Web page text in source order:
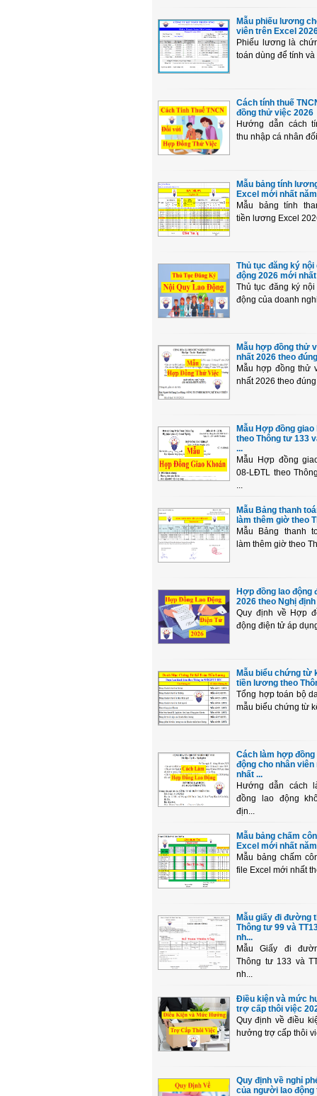
Mẫu phiếu lương
viên trên Excel
Phiếu lương là
toán dùng để tính và
Cách tính thuế
đồng thử việc 2026
Hướng dẫn cách
thu nhập cá nhân
Mẫu bảng tính
Excel mới nhất
Mẫu bảng tính
tiền lương Excel
Thủ tục đăng ký nội
động 2026 mới nhất
Thủ tục đăng ký
động của doanh
Mẫu hợp đồng thử
nhất 2026 theo
Mẫu hợp đồng thử
nhất 2026 theo đúng
Mẫu Hợp đồng giao
theo Thông tư 133
...
Mẫu Hợp đồng
08-LĐTL theo
...
Mẫu Bảng thanh
làm thêm giờ theo
Mẫu Bảng thanh
làm thêm giờ theo
Hợp đồng lao động
2026 theo Nghị định
Quy định về Hợp
động điện tử áp
Mẫu biểu chứng từ
tiền lương theo
Tổng hợp toán bộ
mẫu biểu chứng từ
Cách làm hợp đồng
động cho nhân
nhất ...
Hướng dẫn cách
đồng lao động
địn...
Mẫu bảng chấm
Excel mới nhất
Mẫu bảng chấm
file Excel mới nhất
Mẫu giấy đi đường
Thông tư 99 và
nh...
Mẫu Giấy đi
Thông tư 133 và
nh...
Điều kiện và mức
trợ cấp thôi việc
Quy định về điều
hưởng trợ cấp thôi
Quy định về nghỉ
của người lao động